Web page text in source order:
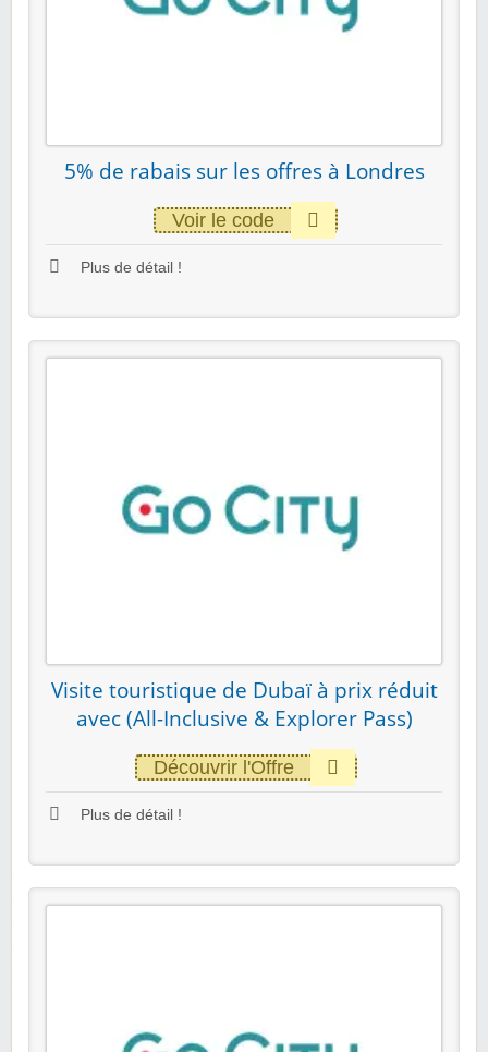
5% de rabais sur les offres à Londres
Voir le code
Plus de détail !
Visite touristique de Dubaï à prix réduit
avec (All-Inclusive & Explorer Pass)
Découvrir l'Offre
Plus de détail !